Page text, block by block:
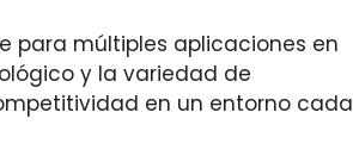
para múltiples aplicaciones en
y la variedad de
en un entorno cada